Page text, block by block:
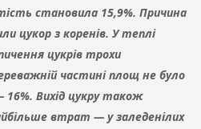
становила 15,9%. Причина
цукор з коренів. У теплі
цукрів трохи
частині площ не було
16%. Вихід цукру також
втрат — у заледенілих